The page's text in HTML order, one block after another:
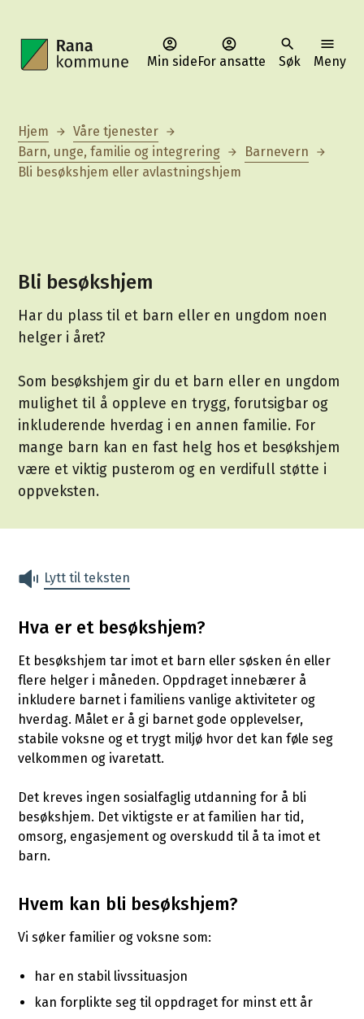
Min sideFor ansatte Søk Meny
Du er her:
Hjem
Våre tjenester
Barn, unge, familie og integrering
Barnevern
Bli besøkshjem eller avlastningshjem
Bli besøkshjem
Har du plass til et barn eller en ungdom noen
helger i året?
Som besøkshjem gir du et barn eller en ungdom
mulighet til å oppleve en trygg, forutsigbar og
inkluderende hverdag i en annen familie. For
mange barn kan en fast helg hos et besøkshjem
være et viktig pusterom og en verdifull støtte i
oppveksten.
Lytt til teksten
Hva er et besøkshjem?
Et besøkshjem tar imot et barn eller søsken én eller
flere helger i måneden. Oppdraget innebærer å
inkludere barnet i familiens vanlige aktiviteter og
hverdag. Målet er å gi barnet gode opplevelser,
stabile voksne og et trygt miljø hvor det kan føle seg
velkommen og ivaretatt.
Det kreves ingen sosialfaglig utdanning for å bli
besøkshjem. Det viktigste er at familien har tid,
omsorg, engasjement og overskudd til å ta imot et
barn.
Hvem kan bli besøkshjem?
Vi søker familier og voksne som:
har en stabil livssituasjon
kan forplikte seg til oppdraget for minst ett år